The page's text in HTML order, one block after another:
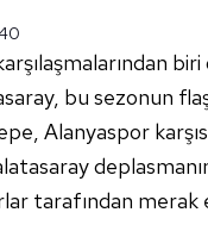
biri
bu sezonun
Alanyaspor
tarafından